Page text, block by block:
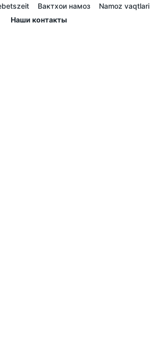
Вактхои намоз
Namoz vaqtlari
Наши контакты